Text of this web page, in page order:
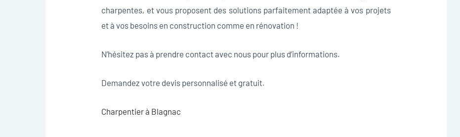
charpentes, et vous proposent des solutions parfaitement adaptée à vos projets
et à vos besoins en construction comme en rénovation !
N’hésitez pas à prendre contact avec nous pour plus d’informations.
Demandez votre devis personnalisé et gratuit.
Charpentier à Blagnac